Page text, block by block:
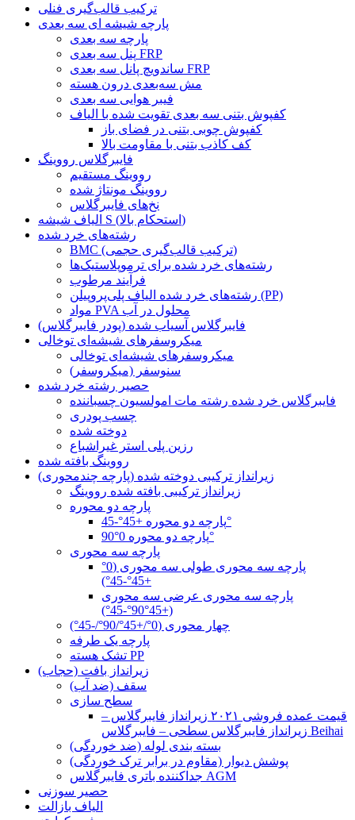
ترکیب قالب‌گیری فنلی
پارچه شیشه ای سه بعدی
پارچه سه بعدی
پنل سه بعدی FRP
ساندویچ پانل سه بعدی FRP
مش سه‌بعدی درون هسته
فیبر هوایی سه بعدی
کفپوش بتنی سه بعدی تقویت شده با الیاف
کفپوش چوبی بتنی در فضای باز
کف کاذب بتنی با مقاومت بالا
فایبرگلاس رووینگ
رووینگ مستقیم
رووینگ مونتاژ شده
نخ‌های فایبرگلاس
الیاف شیشه S (استحکام بالا)
رشته‌های خرد شده
BMC (ترکیب قالب‌گیری حجمی)
رشته‌های خرد شده برای ترموپلاستیک‌ها
فرآیند مرطوب
رشته‌های خرد شده الیاف پلی‌پروپیلن (PP)
مواد PVA محلول در آب
فایبرگلاس آسیاب شده (پودر فایبرگلاس)
میکروسفرهای شیشه‌ای توخالی
میکروسفرهای شیشه‌ای توخالی
سنوسفر (میکروسفر)
حصیر رشته خرد شده
فایبرگلاس خرد شده رشته مات امولسیون چسباننده
چسب پودری
دوخته شده
رزین پلی استر غیراشباع
رووینگ بافته شده
زیرانداز ترکیبی دوخته شده (پارچه چندمحوری)
زیرانداز ترکیبی بافته شده رووینگ
پارچه دو محوره
پارچه دو محوره +45°-45°
پارچه دو محوره 0°90°
پارچه سه محوری
پارچه سه محوری طولی سه محوری (0°
+45°-45°)
پارچه سه محوری عرضی سه محوری
(+45°90°-45°)
چهار محوری (0°/+45°/90°/-45°)
پارچه یک طرفه
تشک هسته PP
زیرانداز بافت (حجاب)
سقف (ضد آب)
سطح سازی
قیمت عمده فروشی ۲۰۲۱ زیرانداز فایبرگلاس –
زیرانداز فایبرگلاس سطحی – فایبرگلاس Beihai
بسته بندی لوله (ضد خوردگی)
پوشش دیوار (مقاوم در برابر ترک خوردگی)
جداکننده باتری فایبرگلاس AGM
حصیر سوزنی
الیاف بازالت